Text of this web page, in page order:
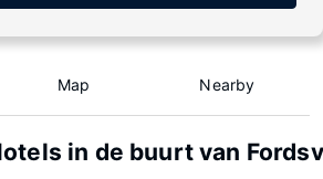
Map Nearby
in de buurt van